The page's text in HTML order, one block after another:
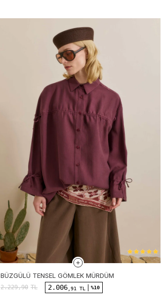
BÜZGÜLÜ TENSEL GÖMLEK MÜRDÜM
2.229,90 TL 2.006 ,91 TL %10